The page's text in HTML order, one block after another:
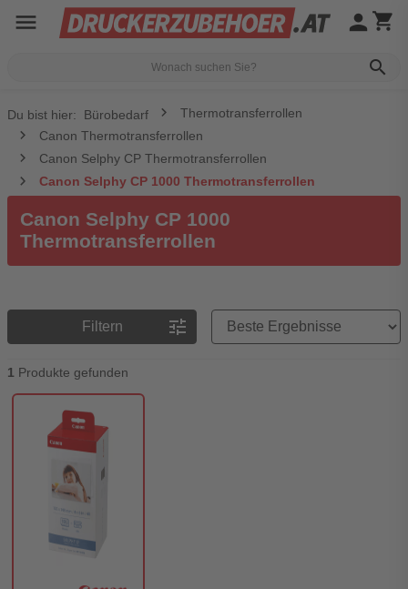
menu
search
person shopping_cart
Du bist hier: Bürobedarf
Thermotransferrollen
Canon Thermotransferrollen
Canon Selphy CP Thermotransferrollen
Canon Selphy CP 1000 Thermotransferrollen
Canon Selphy CP 1000
Thermotransferrollen
Filtern tune
Preisreihenfolge
1 Produkte gefunden